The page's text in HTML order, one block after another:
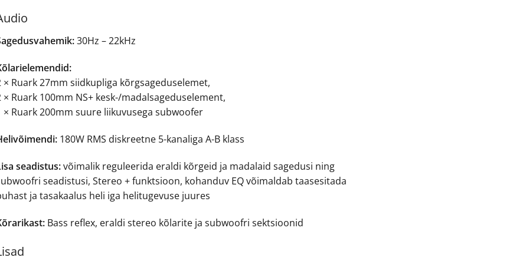
: 30Hz – 22kHz
× Ruark 27mm siidkupliga kõrgsageduselemet,
× Ruark 100mm NS+ kesk-/madalsageduselement,
× Ruark 200mm suure liikuvusega subwoofer
180W RMS diskreetne 5-kanaliga A-B klass
seadistus:võimalik reguleerida eraldi kõrgeid ja madalaid sagedusi ning
seadistusi, Stereo + funktsioon, kohanduv EQ võimaldab taasesitada
ja tasakaalus heli iga helitugevuse juures
:Bass reflex, eraldi stereo kõlarite ja subwoofri sektsioonid